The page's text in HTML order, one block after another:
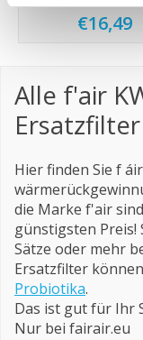
€16,49
Alle f'air
Ersatzfilter
Hier finden Sie f
die Marke f'air
günstigsten Preis!
Sätze oder mehr
Ersatzfilter
Probiotika.
Das ist gut für Ihr
Nur bei fairair.eu